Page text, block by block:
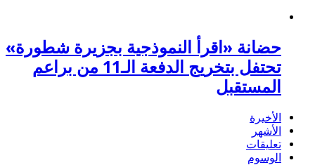
حضانة «اقرأ النموذجية بجزيرة شطورة»
تحتفل بتخريج الدفعة الـ11 من براعم
المستقبل
الأخيرة
الأشهر
تعليقات
الوسوم